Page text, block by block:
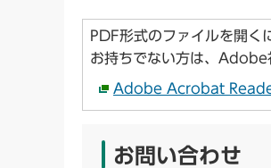
PDF形式のファイルを開
お持ちでない方は、Adobe
Adobe Acrobat Reader
お問い合わせ